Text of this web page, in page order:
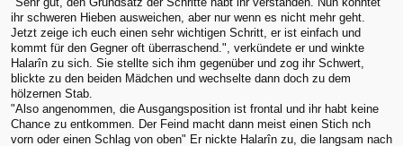
ihr schweren Hieben ausweichen, aber nur wenn es nicht mehr geht.
Jetzt zeige ich euch einen sehr wichtigen Schritt, er ist einfach und
kommt für den Gegner oft überraschend.", verkündete er und winkte
Halarîn zu sich. Sie stellte sich ihm gegenüber und zog ihr Schwert,
blickte zu den beiden Mädchen und wechselte dann doch zu dem
hölzernen Stab.
"Also angenommen, die Ausgangsposition ist frontal und ihr habt keine
Chance zu entkommen. Der Feind macht dann meist einen Stich nch
vorn oder einen Schlag von oben" Er nickte Halarîn zu, die langsam nach